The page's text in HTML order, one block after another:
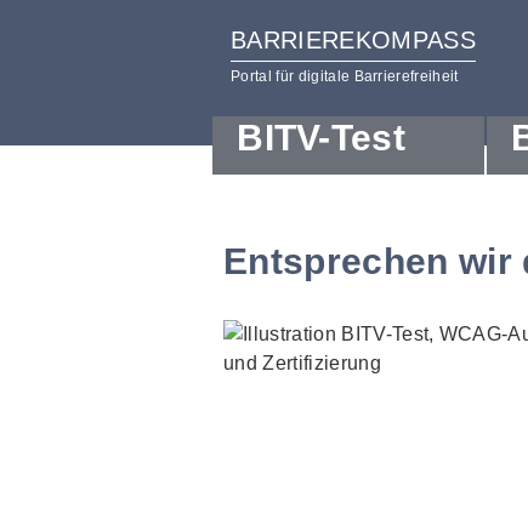
BARRIEREKOMPASS
Portal für digitale Barrierefreiheit
BITV-Test
Entsprechen wir